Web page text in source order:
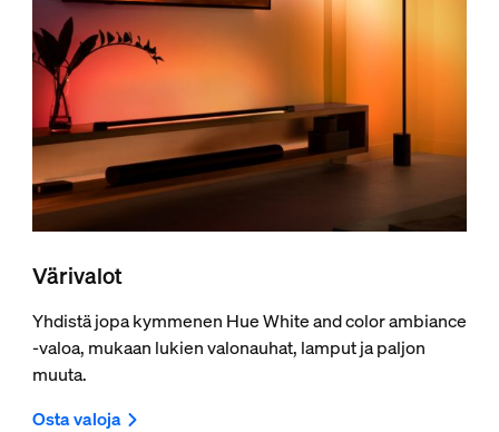
Värivalot
Yhdistä jopa kymmenen Hue White and color ambiance
-valoa, mukaan lukien valonauhat, lamput ja paljon
muuta.
Osta valoja